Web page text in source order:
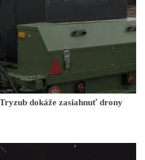
dokáže zasiahnuť drony